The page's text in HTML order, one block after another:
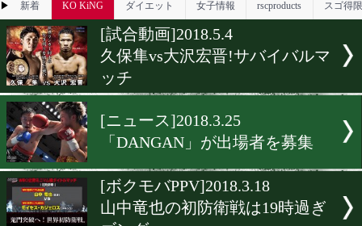
2018年6月のニュース
▶ 新着 KO KiNG
久保隼vs大沢宏晋!サバイ
[ニュース]2018.3.25